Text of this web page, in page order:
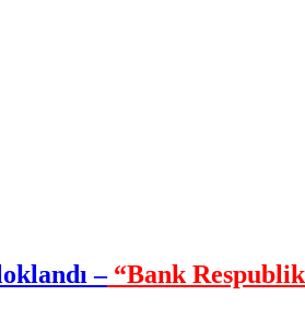
–“Bank